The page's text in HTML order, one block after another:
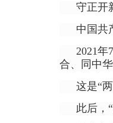
守正开
中国共
2021
合、同中
这是“
此后，